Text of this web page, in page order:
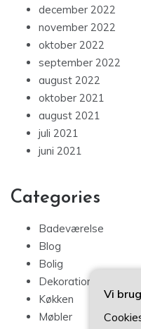
december 2022
november 2022
oktober 2022
september 2022
august 2022
oktober 2021
august 2021
juli 2021
juni 2021
Categories
Badeværelse
Blog
Bolig
Dekoration
Køkken
Møbler
Vi